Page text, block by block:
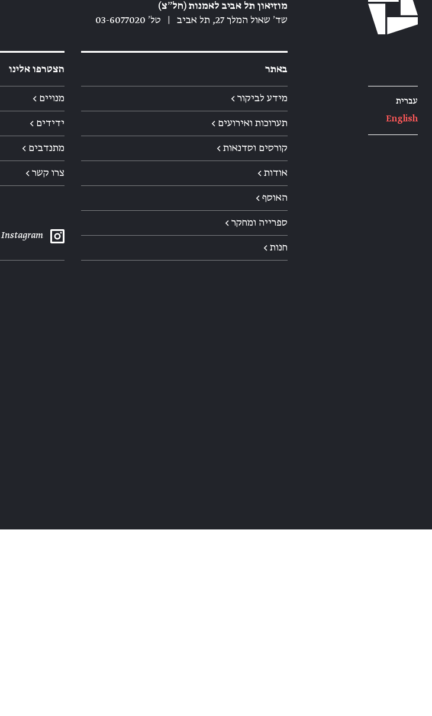
עברית
English
מוזיאון תל אביב לאמנות (חל״צ)
שד׳ שאול המלך 27, תל אביב
טל׳ 03-6077020
באתר
מידע לביקור ←
תערוכות ואירועים ←
קורסים וסדנאות ←
אודות ←
האוסף ←
ספרייה ומחקר ←
חנות ←
הצטרפו אלינו
מנויים ←
ידידים ←
מתנדבים ←
צרו קשר ←
Instagram